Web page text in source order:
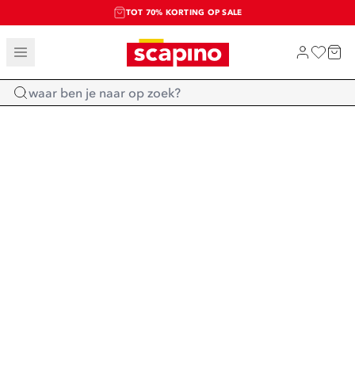
TOT 70% KORTING OP SALE
SALE: LAATSTE KANS!
SHOP NIEUW
Home